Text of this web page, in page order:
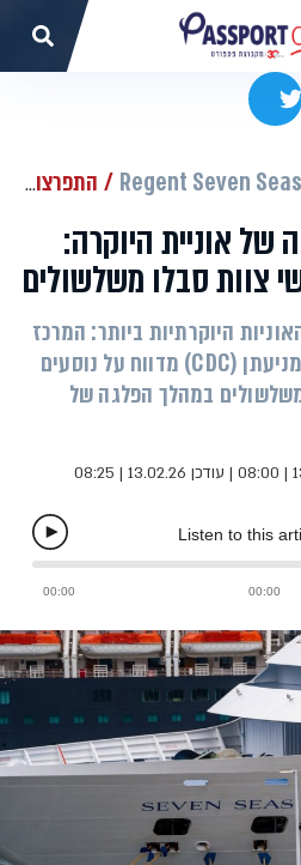
שתפו בטוויטר
Regent Seven Seas התפרצות על סיפונה של אוניית היוקרה: עשרות נוסעים ואנשי צוות סבלו משלשולים
של אוניית היוקרה:
צוות סבלו משלשולים
היוקרתיות ביותר: המרכז
האמריקני לבקרת מחלות ומניעתן (CDC) מדווח על נוסעים
במהלך הפלגה של
| עודכן 13.02.26 | 08:25